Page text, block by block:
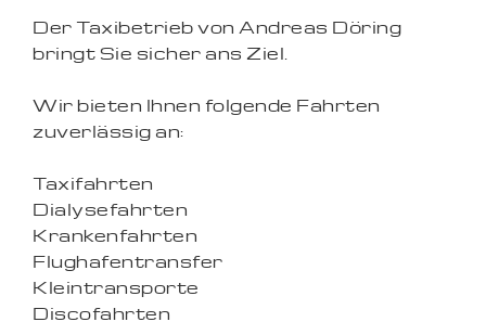
Der Taxibetrieb von Andreas Döring
bringt Sie sicher ans Ziel.
Wir bieten Ihnen folgende Fahrten
zuverlässig an:
Taxifahrten
Dialysefahrten
Krankenfahrten
Flughafentransfer
Kleintransporte
Discofahrten